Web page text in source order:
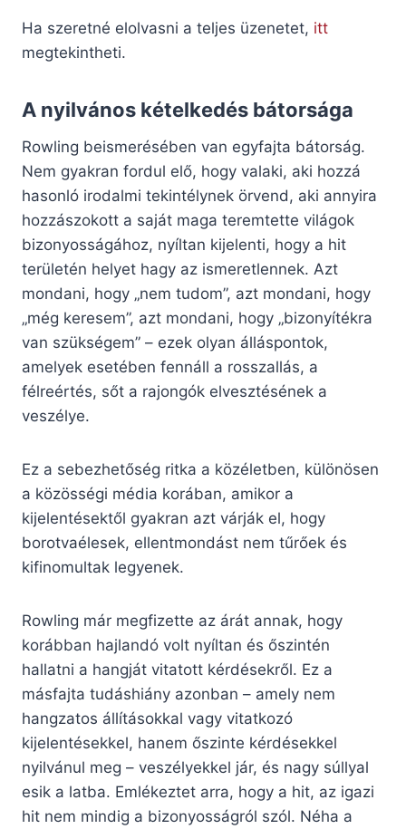
Ha szeretné elolvasni a teljes üzenetet, itt
megtekintheti.
A nyilvános kételkedés bátorsága
Rowling beismerésében van egyfajta bátorság.
Nem gyakran fordul elő, hogy valaki, aki hozzá
hasonló irodalmi tekintélynek örvend, aki annyira
hozzászokott a saját maga teremtette világok
bizonyosságához, nyíltan kijelenti, hogy a hit
területén helyet hagy az ismeretlennek. Azt
mondani, hogy „nem tudom”, azt mondani, hogy
„még keresem”, azt mondani, hogy „bizonyítékra
van szükségem” – ezek olyan álláspontok,
amelyek esetében fennáll a rosszallás, a
félreértés, sőt a rajongók elvesztésének a
veszélye.
Ez a sebezhetőség ritka a közéletben, különösen
a közösségi média korában, amikor a
kijelentésektől gyakran azt várják el, hogy
borotvaélesek, ellentmondást nem tűrőek és
kifinomultak legyenek.
Rowling már megfizette az árát annak, hogy
korábban hajlandó volt nyíltan és őszintén
hallatni a hangját vitatott kérdésekről. Ez a
másfajta tudáshiány azonban – amely nem
hangzatos állításokkal vagy vitatkozó
kijelentésekkel, hanem őszinte kérdésekkel
nyilvánul meg – veszélyekkel jár, és nagy súllyal
esik a latba. Emlékeztet arra, hogy a hit, az igazi
hit nem mindig a bizonyosságról szól. Néha a